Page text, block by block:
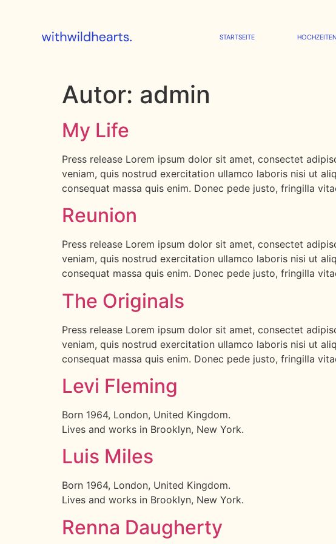
STARTSEITE HOCHZEITEN
Autor: admin
My Life
Press release Lorem ipsum dolor sit amet, consectet
veniam, quis nostrud exercitation ullamco laboris nisi ut
consequat massa quis enim. Donec pede justo, fringilla
Reunion
Press release Lorem ipsum dolor sit amet, consectet
veniam, quis nostrud exercitation ullamco laboris nisi ut
consequat massa quis enim. Donec pede justo, fringilla
The Originals
Press release Lorem ipsum dolor sit amet, consectet
veniam, quis nostrud exercitation ullamco laboris nisi ut
consequat massa quis enim. Donec pede justo, fringilla
Levi Fleming
Born 1964, London, United Kingdom.
Lives and works in Brooklyn, New York.
Luis Miles
Born 1964, London, United Kingdom.
Lives and works in Brooklyn, New York.
Renna Daugherty